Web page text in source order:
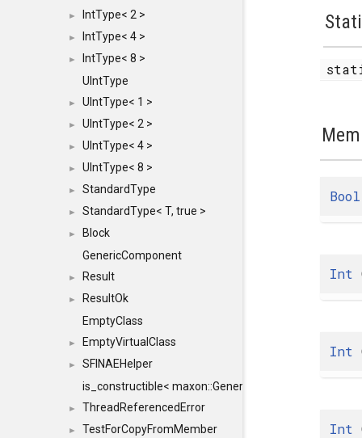
► IntType< 2 >
► IntType< 4 >
►
IntType< 8 >
UIntType
► UIntType< 1 >
► UIntType< 2 >
► UIntType< 4 >
► UIntType< 8 >
► StandardType
► StandardType< T, true >
►
Block
GenericComponent
► Result
►
ResultOk
EmptyClass
► EmptyVirtualClass
►
SFINAEHelper
is_constructible< maxon::Generic, const
► ThreadReferencedError
► TestForCopyFromMember
Bool
Int
Int
Int